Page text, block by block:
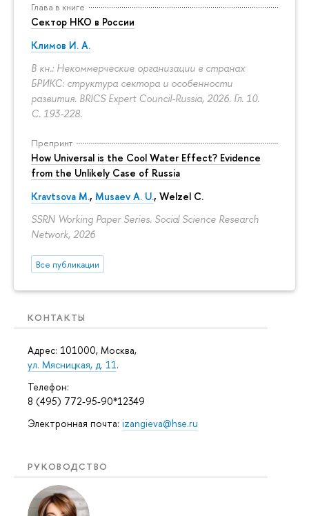
Глава в книге
Сектор НКО в России
Климов И. А.
В кн.: Некоммерческие организации в странах
БРИКС: структура сектора и особенности
развития. BRICS Expert Council-Russia, 2026. Гл. 10.
С. 193-228.
Препринт
How Universal is the Cool Water Effect? Evidence
from the Unlikely Case of Russia
Kravtsova M., Musaev A. U., Welzel C.
SSRN Working Paper Series. Social Science Research
Network, 2026
Все публикации
КОНТАКТЫ
Адрес: 101000, Москва,
ул. Мясницкая, д. 11.
Телефон:
8 (495) 772-95-90*12349
Электронная почта: izangieva@hse.ru
РУКОВОДСТВО